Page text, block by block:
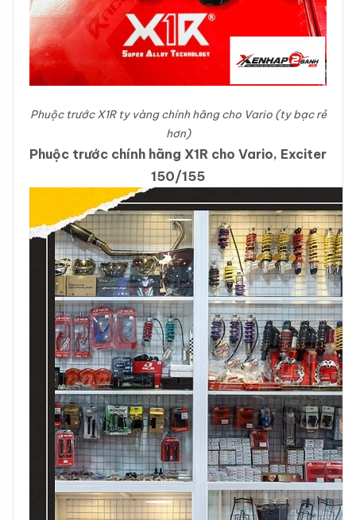
Phuộc trước X1R ty vàng chính hãng cho Vario (ty bạc rẻ
hơn)
Phuộc trước chính hãng X1R cho Vario, Exciter
150/155